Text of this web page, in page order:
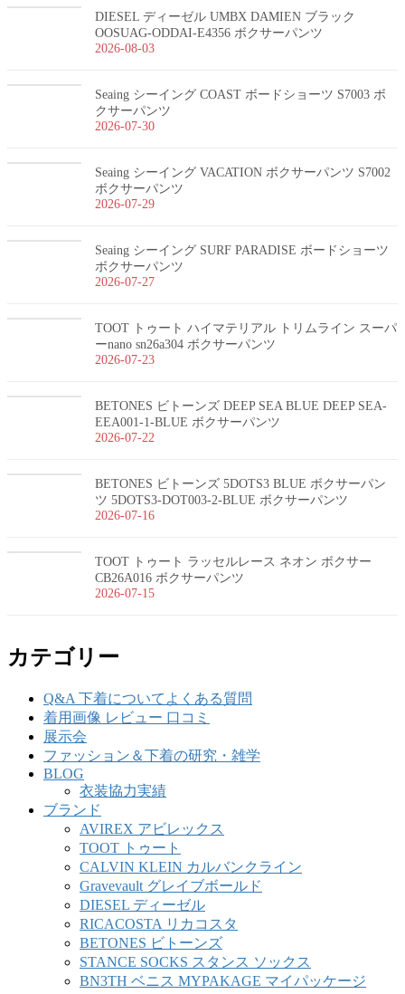
DIESEL ディーゼル UMBX DAMIEN ブラック
OOSUAG-ODDAI-E4356 ボクサーパンツ
2026-08-03
Seaing シーイング COAST ボードショーツ S7003 ボ
クサーパンツ
2026-07-30
Seaing シーイング VACATION ボクサーパンツ S7002
ボクサーパンツ
2026-07-29
Seaing シーイング SURF PARADISE ボードショーツ
ボクサーパンツ
2026-07-27
TOOT トゥート ハイマテリアル トリムライン スーパ
ーnano sn26a304 ボクサーパンツ
2026-07-23
BETONES ビトーンズ DEEP SEA BLUE DEEP SEA-
EEA001-1-BLUE ボクサーパンツ
2026-07-22
BETONES ビトーンズ 5DOTS3 BLUE ボクサーパン
ツ 5DOTS3-DOT003-2-BLUE ボクサーパンツ
2026-07-16
TOOT トゥート ラッセルレース ネオン ボクサー
CB26A016 ボクサーパンツ
2026-07-15
カテゴリー
Q&A 下着についてよくある質問
着用画像 レビュー 口コミ
展示会
ファッション＆下着の研究・雑学
BLOG
衣装協力実績
ブランド
AVIREX アビレックス
TOOT トゥート
CALVIN KLEIN カルバンクライン
Gravevault グレイブボールド
DIESEL ディーゼル
RICACOSTA リカコスタ
BETONES ビトーンズ
STANCE SOCKS スタンス ソックス
BN3TH ベニス MYPAKAGE マイパッケージ